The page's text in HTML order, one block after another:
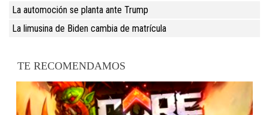
La automoción se planta ante Trump
La limusina de Biden cambia de matrícula
TE RECOMENDAMOS